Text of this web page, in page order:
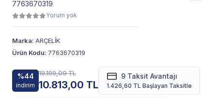
7763670319
Yorum yok
Marka: ARÇELİK
Ürün Kodu: 7763670319
%44
indirim
19.199,00 TL
10.813,00 TL
9 Taksit Avantajı
1.426,60 TL Başlayan Taksitle